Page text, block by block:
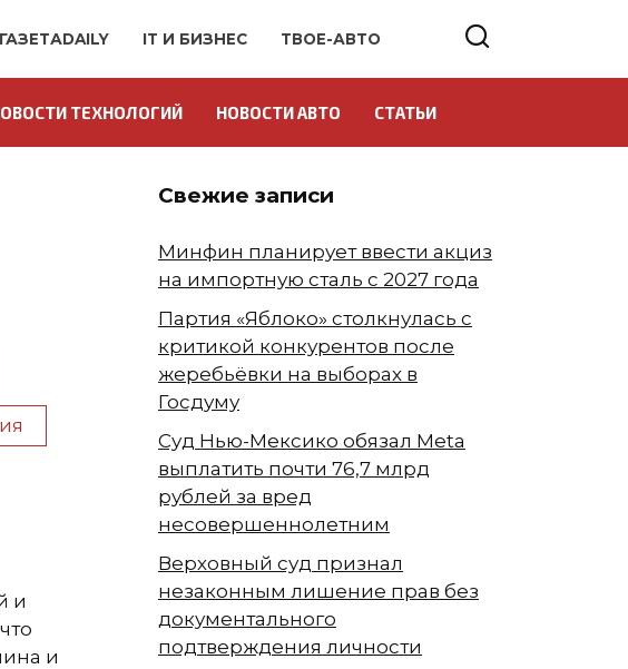
ГАЗЕТАDAILY IT И БИЗНЕС ТВОЕ-АВТО
ТЕХНОЛОГИЙ НОВОСТИ АВТО СТАТЬИ
и
и
Свежие записи
Минфин планирует ввести акциз
на импортную сталь с 2027 года
Партия «Яблоко» столкнулась с
критикой конкурентов после
жеребьёвки на выборах в
Госдуму
Суд Нью-Мексико обязал Meta
выплатить почти 76,7 млрд
рублей за вред
несовершеннолетним
Верховный суд признал
незаконным лишение прав без
документального
подтверждения личности